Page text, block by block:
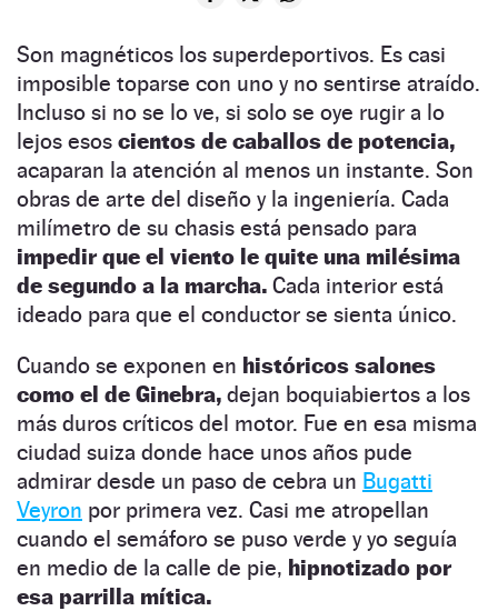
Son magnéticos los superdeportivos. Es casi
imposible toparse con uno y no sentirse atraído.
Incluso si no se lo ve, si solo se oye rugir a lo
lejos esos cientos de caballos de potencia,
acaparan la atención al menos un instante. Son
obras de arte del diseño y la ingeniería. Cada
milímetro de su chasis está pensado para
impedir que el viento le quite una milésima
de segundo a la marcha. Cada interior está
ideado para que el conductor se sienta único.
Cuando se exponen en históricos salones
como el de Ginebra, dejan boquiabiertos a los
más duros críticos del motor. Fue en esa misma
ciudad suiza donde hace unos años pude
admirar desde un paso de cebra un Bugatti
Veyron por primera vez. Casi me atropellan
cuando el semáforo se puso verde y yo seguía
en medio de la calle de pie, hipnotizado por
esa parrilla mítica.